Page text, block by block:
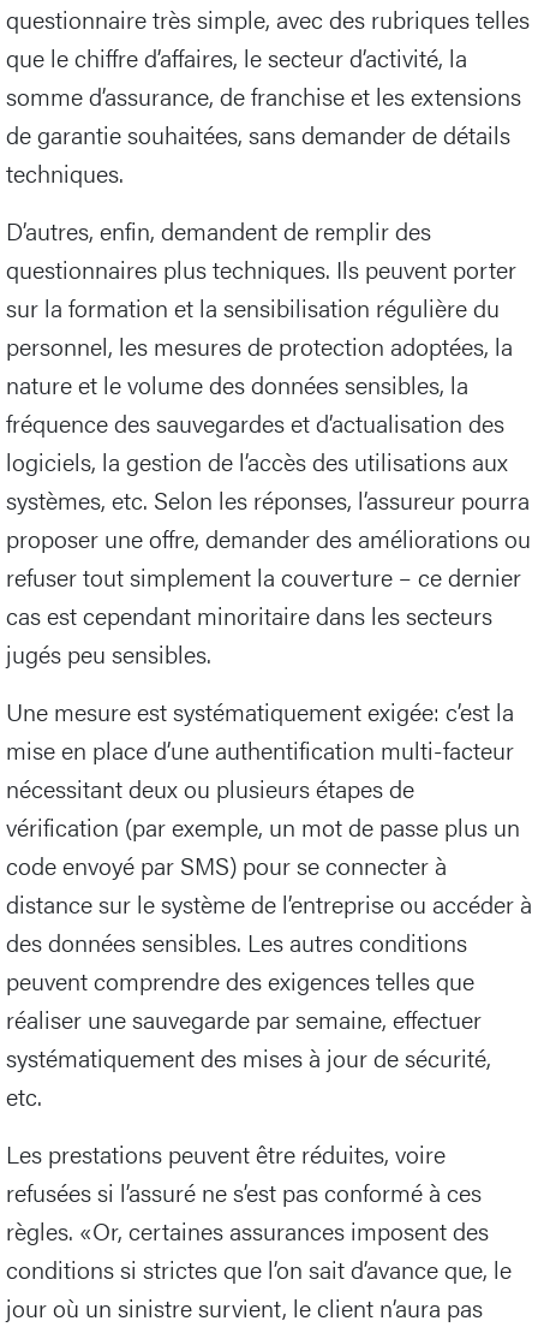
questionnaire très simple, avec des rubriques telles
que le chiffre d’affaires, le secteur d’activité, la
somme d’assurance, de franchise et les extensions
de garantie souhaitées, sans demander de détails
techniques.
D’autres, enfin, demandent de remplir des
questionnaires plus techniques. Ils peuvent porter
sur la formation et la sensibilisation régulière du
personnel, les mesures de protection adoptées, la
nature et le volume des données sensibles, la
fréquence des sauvegardes et d’actualisation des
logiciels, la gestion de l’accès des utilisations aux
systèmes, etc. Selon les réponses, l’assureur pourra
proposer une offre, demander des améliorations ou
refuser tout simplement la couverture – ce dernier
cas est cependant minoritaire dans les secteurs
jugés peu sensibles.
Une mesure est systématiquement exigée: c’est la
mise en place d’une authentification multi-facteur
nécessitant deux ou plusieurs étapes de
vérification (par exemple, un mot de passe plus un
code envoyé par SMS) pour se connecter à
distance sur le système de l’entreprise ou accéder à
des données sensibles. Les autres conditions
peuvent comprendre des exigences telles que
réaliser une sauvegarde par semaine, effectuer
systématiquement des mises à jour de sécurité,
etc.
Les prestations peuvent être réduites, voire
refusées si l’assuré ne s’est pas conformé à ces
règles. «Or, certaines assurances imposent des
conditions si strictes que l’on sait d’avance que, le
jour où un sinistre survient, le client n’aura pas